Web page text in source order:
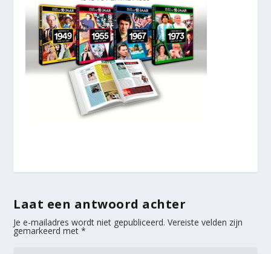
Laat een antwoord achter
Je e-mailadres wordt niet gepubliceerd. Vereiste velden zijn
gemarkeerd met*